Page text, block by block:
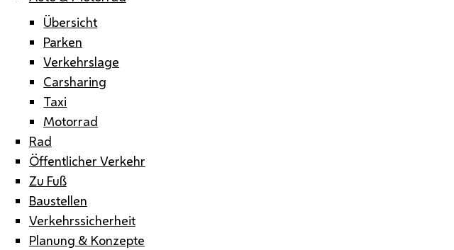
Übersicht
Parken
Verkehrslage
Carsharing
Taxi
Motorrad
Rad
Öffentlicher Verkehr
Zu Fuß
Baustellen
Verkehrssicherheit
Planung & Konzepte